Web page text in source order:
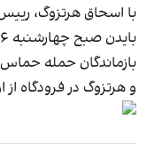
با اسحاق هرتزوگ،
بازماندگان حمله حماس
و هرتزوگ در فرودگاه از